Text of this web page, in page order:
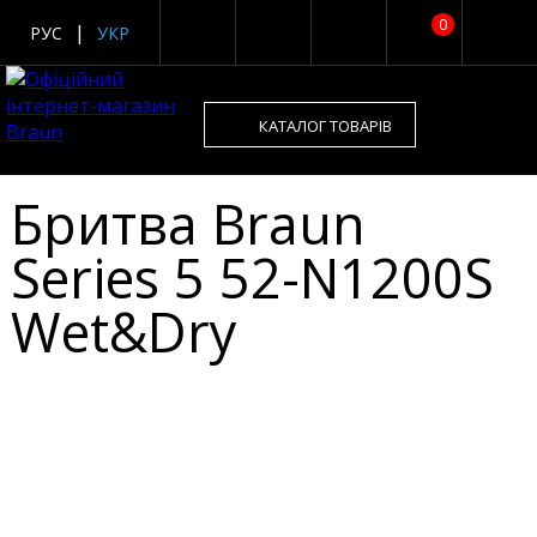
0
РУС УКР
КАТАЛОГ ТОВАРІВ
Бритва Braun
Series 5 52-N1200S
Wet&Dry